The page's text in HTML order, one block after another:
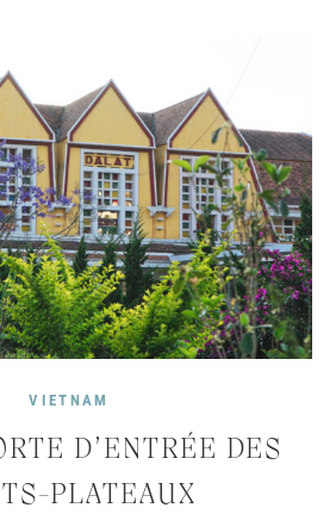
VIETNAM
D’ENTRÉE DES
PLATEAUX